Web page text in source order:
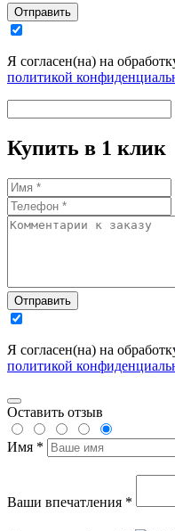
Отправить
Я согласен(на) на
политикой
Купить в 1 клик
Отправить
Я согласен(на) на
политикой
Оставить отзыв
Имя *
Ваши впечатления *